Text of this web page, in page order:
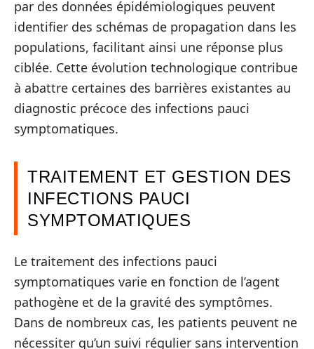
par des données épidémiologiques peuvent
identifier des schémas de propagation dans les
populations, facilitant ainsi une réponse plus
ciblée. Cette évolution technologique contribue
à abattre certaines des barrières existantes au
diagnostic précoce des infections pauci
symptomatiques.
TRAITEMENT ET GESTION DES
INFECTIONS PAUCI
SYMPTOMATIQUES
Le traitement des infections pauci
symptomatiques varie en fonction de l’agent
pathogène et de la gravité des symptômes.
Dans de nombreux cas, les patients peuvent ne
nécessiter qu’un suivi régulier sans intervention